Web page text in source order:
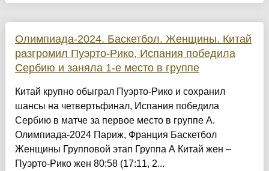
Олимпиада-2024. Баскетбол. Женщины. Китай
разгромил Пуэрто-Рико, Испания победила
Сербию и заняла 1-е место в группе
Китай крупно обыграл Пуэрто-Рико и сохранил
шансы на четвертьфинал, Испания победила
Сербию в матче за первое место в группе А.
Олимпиада-2024 Париж, Франция Баскетбол
Женщины Групповой этап Группа А Китай жен –
Пуэрто-Рико жен 80:58 (17:11, 2...